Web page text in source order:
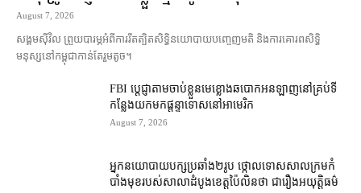
August 7, 2026
សង្គម​ស៊ីវិល ព្រួយបារម្ភ​អំពី​ការ​រឹតត្បិត​សិទ្ធិ​នយោបាយ​បញ្ចេញមតិ និង​ការគោរព​សិទ្ធិ
មនុស្ស​នៅ​កម្ពុជា​កាន់តែ​រួម​តូច។
FBI ប្ដេជ្ញា​តាម​ចាប់ខ្លួន​មេខ្លោង​ឆបោក​អនឡាញ​នៅ​គ្រប់​ទី
កន្លែង​យក​មក​ផ្ដន្ទាទោស​នៅ​អាមេរិក
August 7, 2026
អ្នកនយោបាយ​បក្ស​ប្រឆាំង​២​រូប ថ្កោលទោស​សាលក្រម​កំ
បាំងមុខ​របស់​សាលាដំបូង​ខេត្ត​ប៉ៃលិន​ថា ជា​រឿង​អយុត្តិធម៌